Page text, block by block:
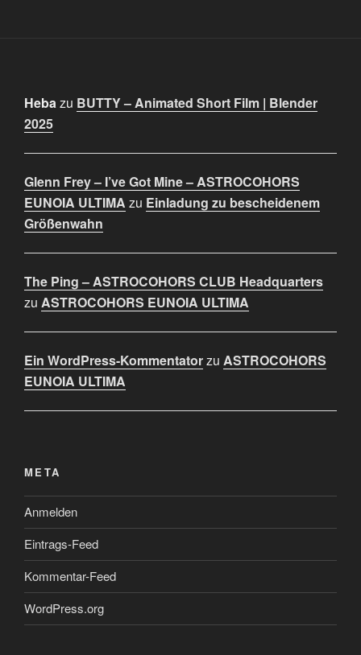
Hebazu BUTTY – Animated Short Film | Blender
2025
Glenn Frey – I’ve Got Mine – ASTROCOHORS
EUNOIA ULTIMA zu Einladung zu bescheidenem
Größenwahn
The Ping – ASTROCOHORS CLUB Headquarters
zu ASTROCOHORS EUNOIA ULTIMA
Ein WordPress-Kommentatorzu ASTROCOHORS
EUNOIA ULTIMA
META
Anmelden
Eintrags-Feed
Kommentar-Feed
WordPress.org